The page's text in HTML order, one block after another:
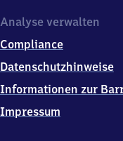
3
9
1
am
Main
Analyse verwalten
Compliance
Datenschutzhinweise
Informationen zur
Impressum